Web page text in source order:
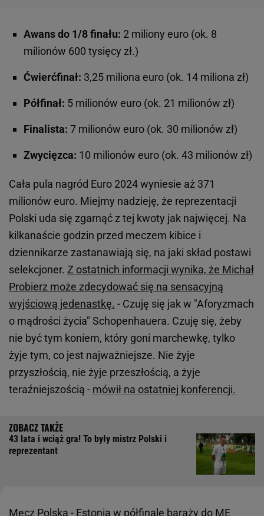
Awans do 1/8 finału: 2 miliony euro (ok. 8
milionów 600 tysięcy zł.)
Ćwierćfinał: 3,25 miliona euro (ok. 14 miliona zł)
Półfinał: 5 milionów euro (ok. 21 milionów zł)
Finalista: 7 milionów euro (ok. 30 milionów zł)
Zwycięzca: 10 milionów euro (ok. 43 milionów zł)
Cała pula nagród Euro 2024 wyniesie aż 371
milionów euro. Miejmy nadzieję, że reprezentacji
Polski uda się zgarnąć z tej kwoty jak najwięcej. Na
kilkanaście godzin przed meczem kibice i
dziennikarze zastanawiają się, na jaki skład postawi
selekcjoner. Z ostatnich informacji wynika, że Michał
Probierz może zdecydować się na sensacyjną
wyjściową jedenastkę. - Czuję się jak w "Aforyzmach
o mądrości życia" Schopenhauera. Czuję się, żeby
nie być tym koniem, który goni marchewkę, tylko
żyje tym, co jest najważniejsze. Nie żyje
przyszłością, nie żyje przeszłością, a żyje
teraźniejszością - mówił na ostatniej konferencji.
43 lata i wciąż gra! To były mistrz Polski i
reprezentant
Mecz Polska - Estonia w półfinale baraży do ME